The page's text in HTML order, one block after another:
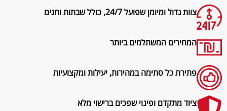
צוות גדול ומיומן שפועל 24/7, כולל שבתות וחגים
המחירים המשתלמים ביותר
פתירת כל סתימה במהירות, יעילות ומקצועיות
ציוד מתקדם ופינוי שפכים ברישוי מלא